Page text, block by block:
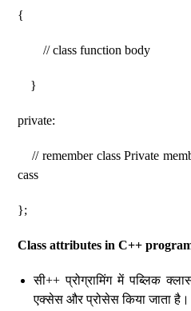
{
// class function body
}
private:
// remember class Private
cass
};
Class attributes in C++
सी++ प्रोग्रामिंग में पब्लिक
एक्सेस और प्रोसेस किया जाता है।